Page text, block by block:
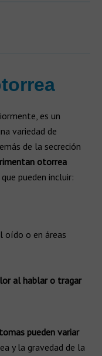
es un
variedad de
de la secreción
otorrea
que pueden incluir:
oído o en áreas
al hablar o tragar
pueden variar
y la gravedad de la